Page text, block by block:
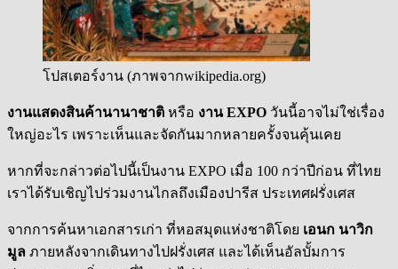
โปสเตอร์งาน (ภาพจากwikipedia.org)
งานแสดงสินค้านานาชาติ หรือ งาน EXPO วันนี้อาจไม่ใช่เรื่อง
ใหญ่อะไร เพราะเห็นและจัดกันมากหลายครั้งจนคุ้นเคย
หากที่จะกล่าวต่อไปนี้เป็นงาน EXPO เมื่อ 100 กว่าปีก่อน ที่ไทย
เราได้รับเชิญไปร่วมงานไกลถึงเมืองปารีส ประเทศฝรั่งเศส
จากการค้นหาเอกสารเก่า ที่หอสมุดแห่งชาติโดย เอนก นาวิก
มูล ภายหลังจากเดินทางไปฝรั่งเศส และได้เห็นอัลบั้มการ